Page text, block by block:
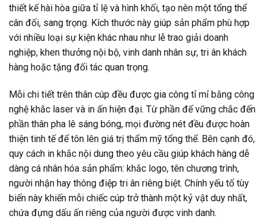
thiết kế hài hòa giữa tỉ lệ và hình khối, tạo nên một tổng thể
cân đối, sang trọng. Kích thước này giúp sản phẩm phù hợp
với nhiều loại sự kiện khác nhau như lễ trao giải doanh
nghiệp, khen thưởng nội bộ, vinh danh nhân sự, tri ân khách
hàng hoặc tặng đối tác quan trọng.
Mỗi chi tiết trên thân cúp đều được gia công tỉ mỉ bằng công
nghệ khắc laser và in ấn hiện đại. Từ phần đế vững chắc đến
phần thân pha lê sáng bóng, mọi đường nét đều được hoàn
thiện tinh tế để tôn lên giá trị thẩm mỹ tổng thể. Bên cạnh đó,
quy cách in khắc nội dung theo yêu cầu giúp khách hàng dễ
dàng cá nhân hóa sản phẩm: khắc logo, tên chương trình,
người nhận hay thông điệp tri ân riêng biệt. Chính yếu tố tùy
biến này khiến mỗi chiếc cúp trở thành một kỷ vật duy nhất,
chứa đựng dấu ấn riêng của người được vinh danh.